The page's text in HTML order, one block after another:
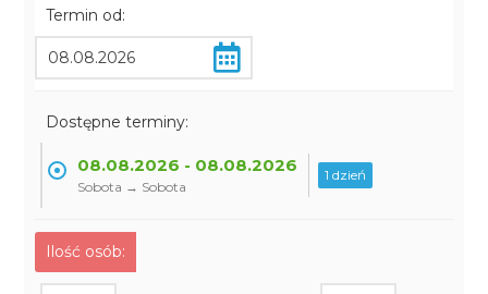
Termin od:
Dostępne terminy:
08.08.2026 - 08.08.2026
Sobota → Sobota
1 dzień
Ilość osób: